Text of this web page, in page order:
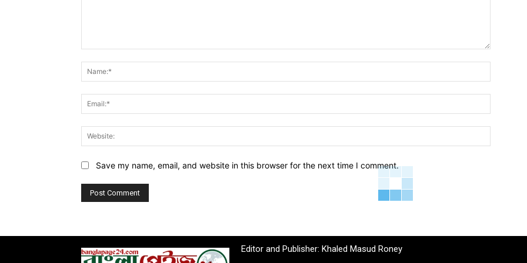
Save my name, email, and website in this browser for the next time I comment.
Editor and Publisher: Khaled Masud Roney